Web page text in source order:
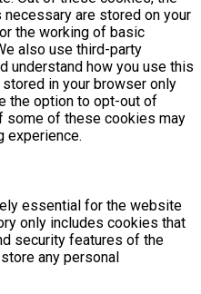
are stored on your
the working of basic
also use third-party
understand how you use this
in your browser only
the option to opt-out of
some of these cookies may
experience.
essential for the website
only includes cookies that
security features of the
any personal